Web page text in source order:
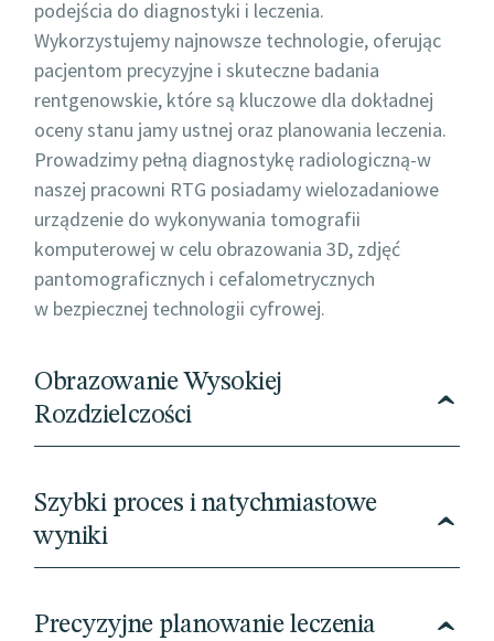
podejścia do diagnostyki i leczenia.
Wykorzystujemy najnowsze technologie, oferując
pacjentom precyzyjne i skuteczne badania
rentgenowskie, które są kluczowe dla dokładnej
oceny stanu jamy ustnej oraz planowania leczenia.
Prowadzimy pełną diagnostykę radiologiczną-w
naszej pracowni RTG posiadamy wielozadaniowe
urządzenie do wykonywania tomografii
komputerowej w celu obrazowania 3D, zdjęć
pantomograficznych i cefalometrycznych
w bezpiecznej technologii cyfrowej.
Obrazowanie Wysokiej
Rozdzielczości
Szybki proces i natychmiastowe
wyniki
Precyzyjne planowanie leczenia